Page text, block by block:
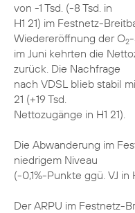
von -1 Tsd. (-8 Tsd. in
H1 21) im Festnetz-
Wiedereröffnung der O2
im Juni kehrten die
zurück. Die Nachfrage
nach VDSL blieb stabil
21 (+19 Tsd.
Nettozugänge in H1 21).
Die Abwanderung im
niedrigem Niveau
(-0,1%-Punkte ggü. VJ in
Der ARPU im Festnetz-